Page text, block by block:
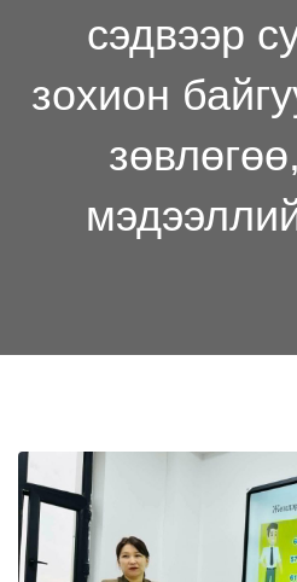
сэдвээр
зохион